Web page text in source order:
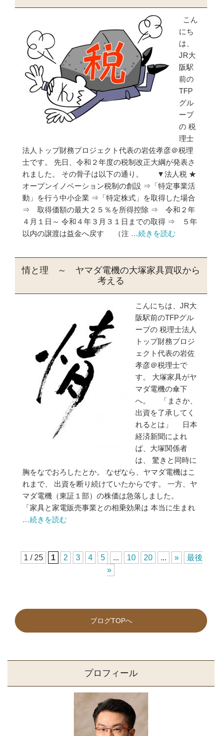
こん
にち
は、
JR大
阪駅
前の
TFP
グル
ープ
の 税
理士
法人トップ財務プロジェクト代表の岩佐孝彦＠税理
士です。 先日、令和２年度の税制改正大綱が発表さ
れました。 その骨子は以下の通り。 ▼法人税 ★
オープンイノベーション税制の創設 ⇒「特定事業活
動」を行う中小企業 ⇒「特定株式」を取得した場合
⇒ 取得価額の最大２５％を所得控除 ⇒ 令和２年
４月１日～ 令和４年３月３１日までの取得 ⇒ ５年
以内の譲渡は益金へ戻す （注 …続きを読む
情と理 ～ ヤマダ電機の大塚家具買収から
考える
こんにちは、JR大
阪駅前のTFPグル
ープの 税理士法人
トップ財務プロジ
ェクト代表の岩佐
孝彦＠税理士で
す。 大塚家具がヤ
マダ電機の傘下
へ。 「まさか、
出資を了承してく
れるとは」 日本
経済新聞によれ
ば、大塚関係者
は、 驚きと同時に
胸をなでおろしたとか。 なぜなら、ヤマダ電機はこ
れまで、 出資を断り続けていたからです。 一方、ヤ
マダ電機（東証１部）の株価は急落しました。
「家具と家電販売事業との相乗効果は 本当に生まれ
…続きを読む
1 / 25 1 2 3 4 5 ... 10 20 ... »
最後
»
ブログTOPへ
プロフィール